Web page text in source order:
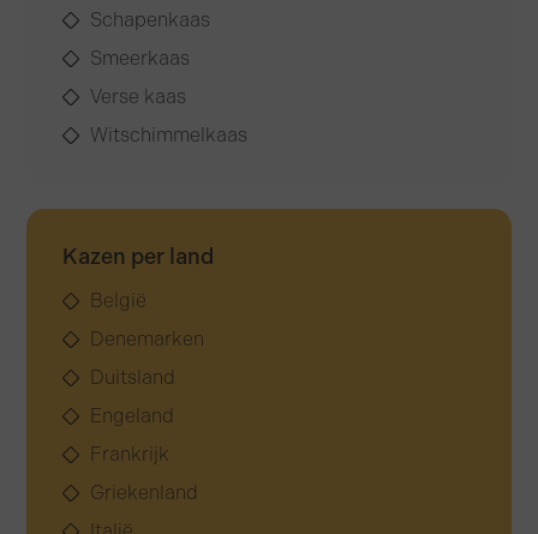
Schapenkaas
Smeerkaas
Verse kaas
Witschimmelkaas
Kazen per land
België
Denemarken
Duitsland
Engeland
Frankrijk
Griekenland